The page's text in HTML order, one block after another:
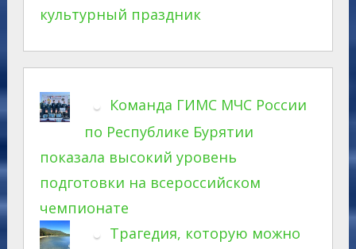
культурный праздник
Команда ГИМС МЧС России
по Республике Бурятии
показала высокий уровень
подготовки на всероссийском
чемпионате
Трагедия, которую можно